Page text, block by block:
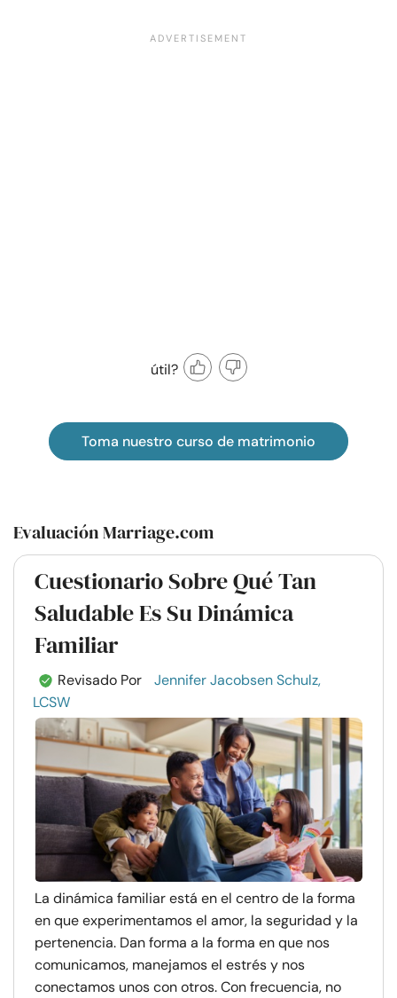
útil?
Toma nuestro curso de matrimonio
Evaluación Marriage.com
Cuestionario Sobre Qué Tan
Saludable Es Su Dinámica
Familiar
Revisado Por
Jennifer Jacobsen Schulz,
LCSW
La dinámica familiar está en el centro de la forma
en que experimentamos el amor, la seguridad y la
pertenencia. Dan forma a la forma en que nos
comunicamos, manejamos el estrés y nos
conectamos unos con otros. Con frecuencia, no